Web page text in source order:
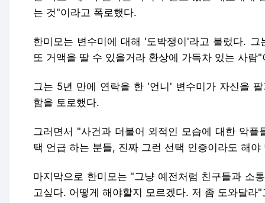
는 것"이라고 폭로했다.
한미모는 변수미에 대해 '도박쟁이'라고 불렀다.
또 거액을 딸 수 있을거라 환상에 가득차 있는 사람
그는 5년 만에 연락을 한 '언니' 변수미가 자신을
함을 토로했다.
그러면서 "사건과 더불어 외적인 모습에 대한 악
택 언급 하는 분들, 진짜 그런 선택 인증이라도 해
마지막으로 한미모는 "그냥 예전처럼 친구들과 소
고싶다. 어떻게 해야할지 모르겠다. 저 좀 도와달